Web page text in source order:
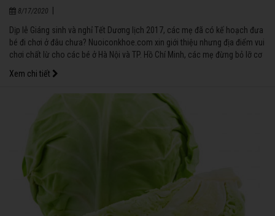
8/17/2020 |
Dịp lễ Giáng sinh và nghỉ Tết Dương lịch 2017, các mẹ đã có kế hoạch đưa
bé đi chơi ở đâu chưa? Nuoiconkhoe.com xin giới thiệu nhưng địa điểm vui
chơi chất lừ cho các bé ở Hà Nội và TP. Hồ Chí Minh, các mẹ đừng bỏ lỡ cơ
Xem chi tiết